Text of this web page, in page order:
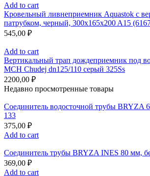
Add to cart
Кровельный ливнеприемник Aquastok с
патрубком, черный, 300x165x200 A15
545,00 ₽
Add to cart
Вертикальный трап дождеприемник под
MCH Chudej dn125/110 серый 325Ss
2200,00 ₽
Недавно просмотренные товары
Соединитель водосточной трубы BRYZA
133
375,00 ₽
Add to cart
Соединитель трубы BRYZA INES 80 мм,
369,00 ₽
Add to cart